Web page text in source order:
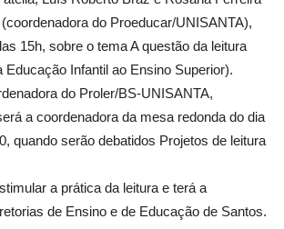
do Proeducar/UNISANTA),
15h, sobre o tema A questão da leitura
Educação Infantil ao Ensino Superior).
do Proler/BS-UNISANTA,
a coordenadora da mesa redonda do dia
quando serão debatidos Projetos de leitura
a prática da leitura e terá a
de Ensino e de Educação de Santos.